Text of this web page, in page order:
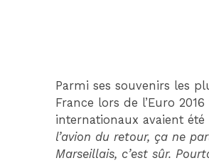
Parmi ses souvenirs les
France lors de l’Euro
internationaux avaient été
l’avion du retour, ça ne
Marseillais, c’est sûr.